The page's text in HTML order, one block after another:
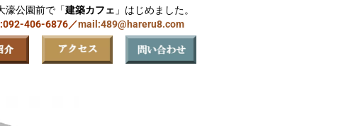
濠公園前で「建築カフェ 」はじめました。
406-6876／mail:489@hareru8.com